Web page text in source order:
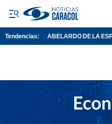
Tendencias: ABELARDO DE LA